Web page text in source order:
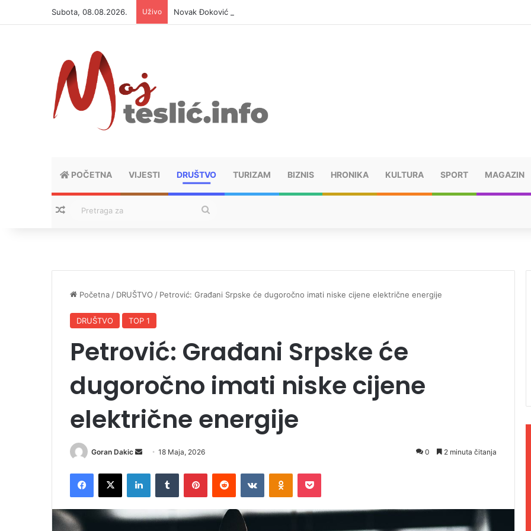
Subota, 08.08.2026. Uživo Novak Đoković otvorio dušu: “Taj poraz me uništio”
POČETNA VIJESTI DRUŠTVO TURIZAM BIZNIS HRONIKA KULTURA SPORT MAGAZIN
Nasumični tekstovi
Početna/ DRUŠTVO / Petrović: Građani Srpske će dugoročno imati niske cijene električne energije
DRUŠTVO TOP 1
Petrović: Građani Srpske će
dugoročno imati niske cijene
električne energije
Goran Dakic
n
18 Maja, 2026 0 2 minuta čitanja